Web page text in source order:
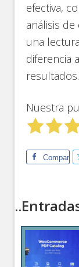
efectiva,
análisis
una
diferencia
resultados.
Nuestra
Comparte